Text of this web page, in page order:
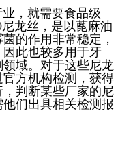
，就需要食品级
尼龙丝，是以蓖麻油
的作用非常稳定，
此也较多用于牙
域。对于这些尼龙
方机构检测，获得
判断某些厂家的尼
们出具相关检测报